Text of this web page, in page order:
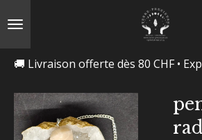
🚚 Livraison offerte dès 80 CHF •